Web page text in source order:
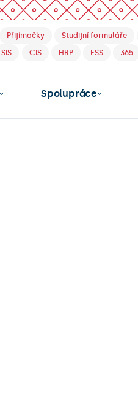
Přijímačky Studijní formuláře
SIS
CIS HRP ESS 365
Spolupráce